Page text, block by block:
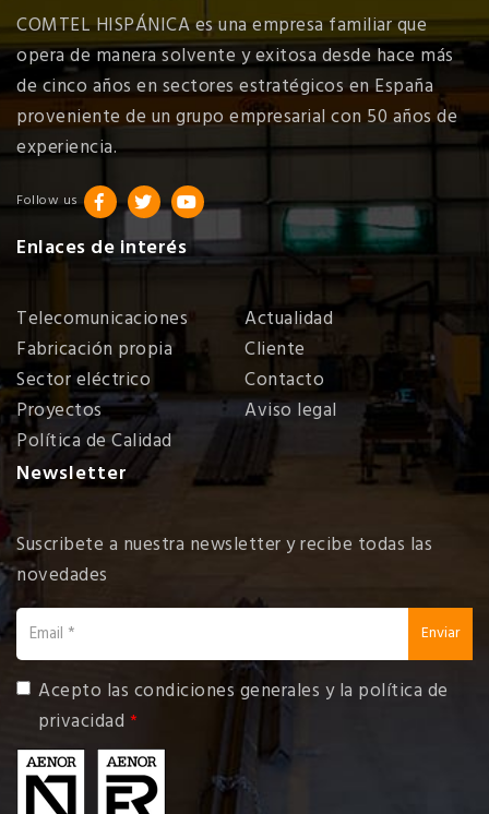
COMTEL HISPÁNICA es una empresa familiar que
opera de manera solvente y exitosa desde hace más
de cinco años en sectores estratégicos en España
proveniente de un grupo empresarial con 50 años de
experiencia.
Follow us
Enlaces de interés
Telecomunicaciones
Actualidad
Fabricación propia
Cliente
Sector eléctrico
Contacto
Proyectos
Aviso legal
Política de Calidad
Newsletter
Suscribete a nuestra newsletter y recibe todas las
novedades
email
Enviar
Acepto las condiciones generales y la política de
privacidad